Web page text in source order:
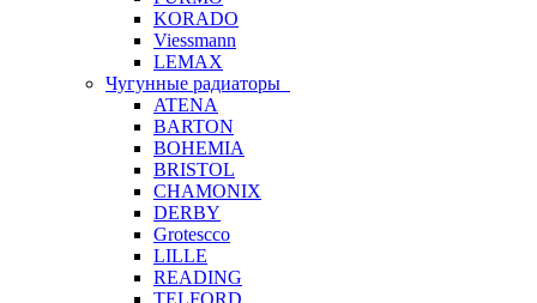
KORADO
Viessmann
LEMAX
Чугунные радиаторы
ATENA
BARTON
BOHEMIA
BRISTOL
CHAMONIX
DERBY
Grotescco
LILLE
READING
TELFORD